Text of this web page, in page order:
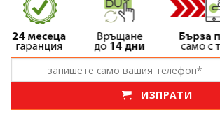
ИЗПРАТИ